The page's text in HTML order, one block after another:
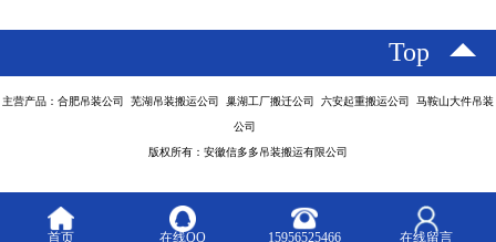
Top
主营产品：合肥吊装公司 芜湖吊装搬运公司 巢湖工厂搬迁公司 六安起重搬运公司 马鞍山大件吊装
公司
版权所有：安徽信多多吊装搬运有限公司
首页 在线QQ 15956525466 在线留言